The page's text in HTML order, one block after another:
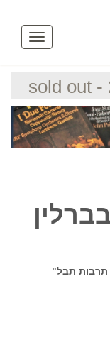
Toggle
תרבות תבל"